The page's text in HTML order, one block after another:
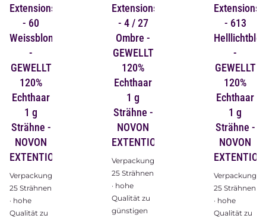
Extensions
- 60
Weissblond
-
GEWELLT
120%
Echthaar
1 g
Strähne -
NOVON
EXTENTIONS
Verpackungsinhalt:
25 Strähnen
· hohe
Qualität zu
Extensions
- 4 / 27
Ombre -
GEWELLT
120%
Echthaar
1 g
Strähne -
NOVON
EXTENTIONS
Verpackungsinhalt:
25 Strähnen
· hohe
Qualität zu
günstigen
Extensions
- 613
-
GEWELLT
120%
Echthaar
1 g
Strähne -
NOVON
25 Strähnen
· hohe
Qualität zu